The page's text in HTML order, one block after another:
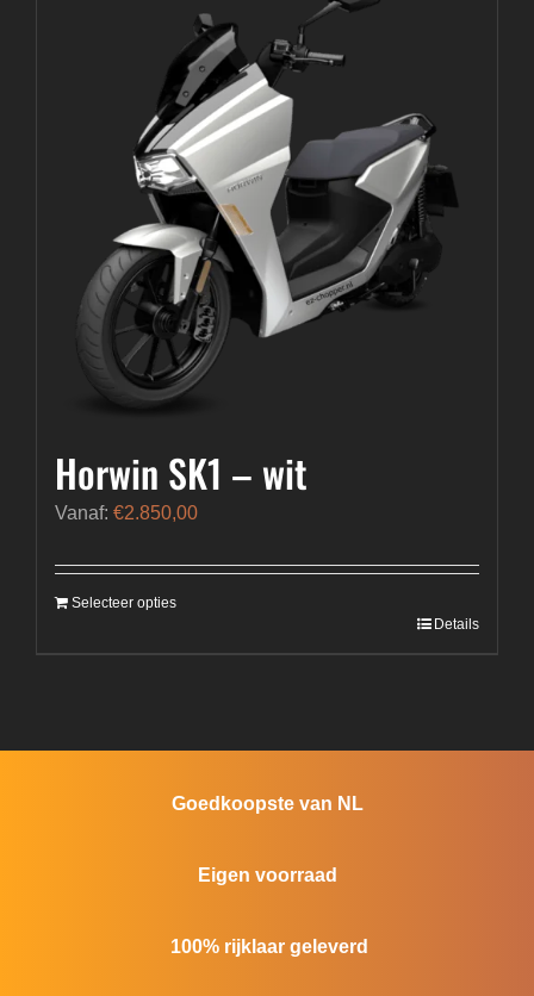
Horwin SK1 – wit
Vanaf: €2.850,00
Selecteer opties
Details
Goedkoopste van NL
Eigen voorraad
100% rijklaar geleverd